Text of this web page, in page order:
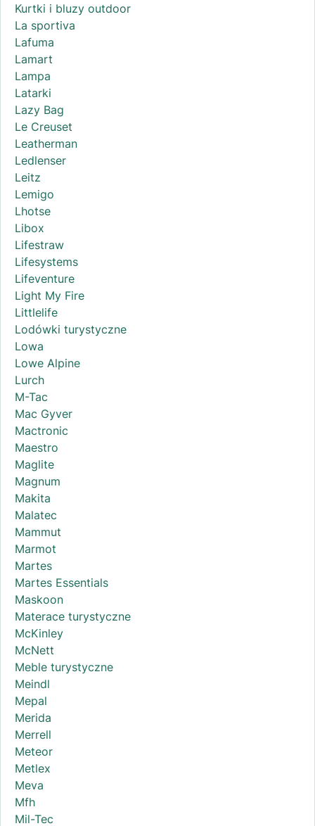
Kurtki i bluzy outdoor
La sportiva
Lafuma
Lamart
Lampa
Latarki
Lazy Bag
Le Creuset
Leatherman
Ledlenser
Leitz
Lemigo
Lhotse
Libox
Lifestraw
Lifesystems
Lifeventure
Light My Fire
Littlelife
Lodówki turystyczne
Lowa
Lowe Alpine
Lurch
M-Tac
Mac Gyver
Mactronic
Maestro
Maglite
Magnum
Makita
Malatec
Mammut
Marmot
Martes
Martes Essentials
Maskoon
Materace turystyczne
McKinley
McNett
Meble turystyczne
Meindl
Mepal
Merida
Merrell
Meteor
Metlex
Meva
Mfh
Mil-Tec